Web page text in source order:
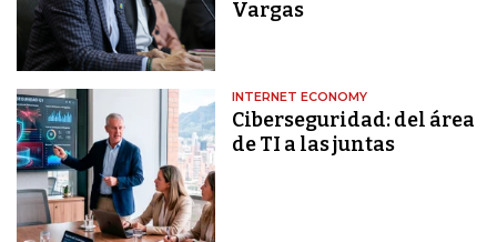
Vargas
INTERNET ECONOMY
Ciberseguridad: del área
de TI a las juntas